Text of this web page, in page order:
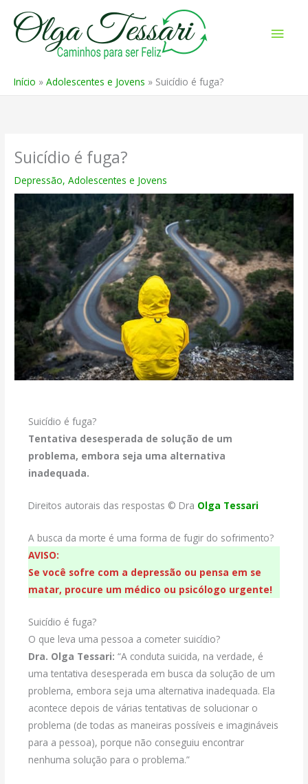
para
Início Adolescentes e Jovens Suicídio é fuga?
Suicídio é fuga?
Depressão,Adolescentes e Jovens
Suicídio é fuga?
Tentativa desesperada de solução de um
problema, embora seja uma alternativa
inadequada.
Direitos autorais das respostas © Dra Olga Tessari
A busca da morte é uma forma de fugir do sofrimento?
AVISO:
Se você sofre com a depressão ou pensa em se
matar, procure um médico ou psicólogo urgente!
Suicídio é fuga?
O que leva uma pessoa a cometer suicídio?
Dra. Olga Tessari:“A conduta suicida, na verdade, é
uma tentativa desesperada em busca da solução de um
problema, embora seja uma alternativa inadequada. Ela
acontece depois de várias tentativas de solucionar o
problema (de todas as maneiras possíveis e imagináveis
para a pessoa), porque não conseguiu encontrar
nenhuma solução para o problema.”